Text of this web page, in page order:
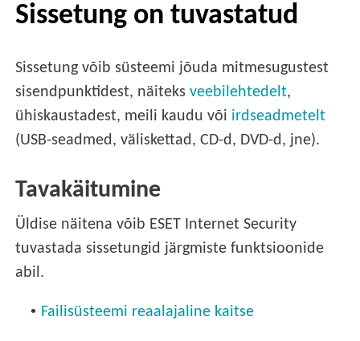
Sissetung on tuvastatud
Sissetung võib süsteemi jõuda mitmesugustest
sisendpunktidest, näiteksveebilehtedelt,
ühiskaustadest, meili kaudu või irdseadmetelt
(USB-seadmed, väliskettad, CD-d, DVD-d, jne).
Tavakäitumine
Üldise näitena võib ESET Internet Security
tuvastada sissetungid järgmiste funktsioonide
abil.
• Failisüsteemi reaalajaline kaitse